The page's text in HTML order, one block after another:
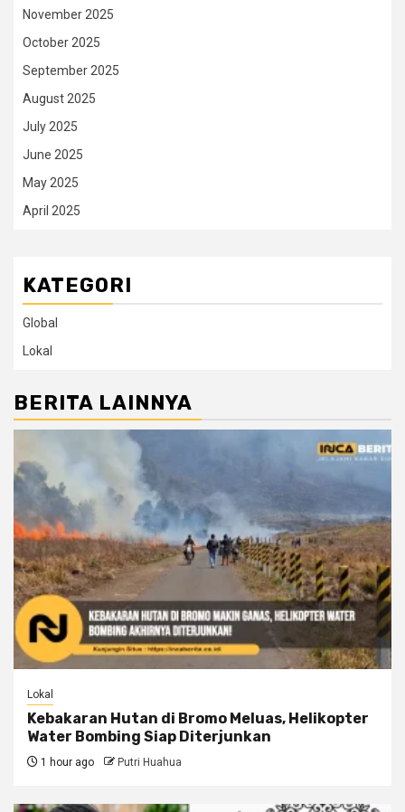
November 2025
October 2025
September 2025
August 2025
July 2025
June 2025
May 2025
April 2025
KATEGORI
Global
Lokal
BERITA LAINNYA
Lokal
Kebakaran Hutan di Bromo Meluas, Helikopter
Water Bombing Siap Diterjunkan
1 hour ago Putri Huahua